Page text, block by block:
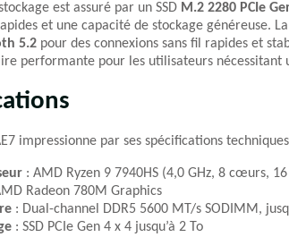
est assuré par un SSD M.2 2280 PCIe
et une capacité de stockage généreuse.
5.2 pour des connexions sans fil rapides et
performante pour les utilisateurs nécessitant
impressionne par ses spécifications
: AMD Ryzen 9 7940HS (4,0 GHz, 8 cœurs,
Radeon 780M Graphics
: Dual-channel DDR5 5600 MT/s SODIMM,
: SSD PCIe Gen 4 x 4 jusqu’à 2 To